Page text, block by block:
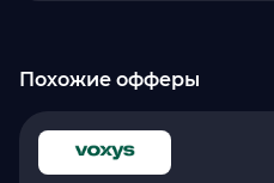
Похожие офферы